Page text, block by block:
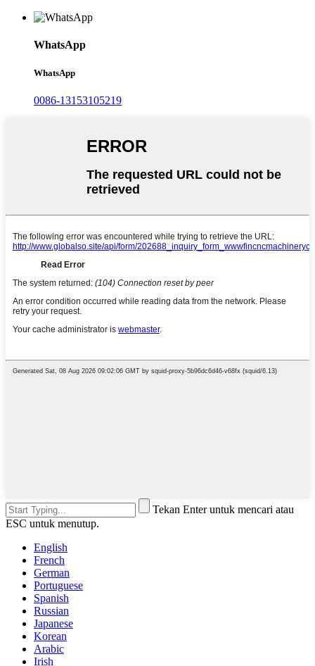
WhatsApp
WhatsApp
0086-13153105219
Tekan Enter untuk mencari atau
ESC untuk menutup.
English
French
German
Portuguese
Spanish
Russian
Japanese
Korean
Arabic
Irish